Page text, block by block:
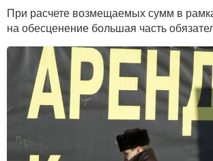
При расчете возмещаемых сумм в
на обесценение большая часть